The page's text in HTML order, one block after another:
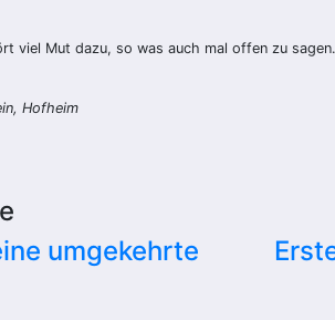
viel Mut dazu, so was auch mal offen zu
Hofheim
umgekehrte